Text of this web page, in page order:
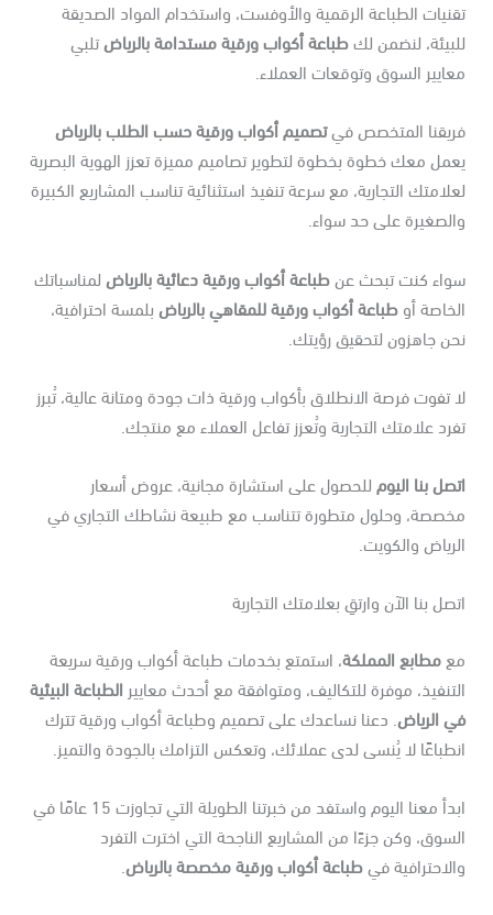
الطباعة الرقمية والأوفست، واستخدام المواد الصديقة
لنضمن لكطباعة أكواب ورقية مستدامة بالرياضتلبي
السوق وتوقعات العملاء.
المتخصص فيتصميم أكواب ورقية حسب الطلب بالرياض
معك خطوة بخطوة لتطوير تصاميم مميزة تعزز الهوية البصرية
التجارية، مع سرعة تنفيذ استثنائية تناسب المشاريع الكبيرة
على حد سواء.
كنت تبحث عنطباعة أكواب ورقية دعائية بالرياضلمناسباتك
أوطباعة أكواب ورقية للمقاهي بالرياضبلمسة احترافية،
جاهزون لتحقيق رؤيتك.
تفوت فرصة الانطلاق بأكواب ورقية ذات جودة ومتانة عالية، تُبرز
علامتك التجارية وتُعزز تفاعل العملاء مع منتجك.
بنا اليوم للحصول على استشارة مجانية، عروض أسعار
وحلول متطورة تتناسب مع طبيعة نشاطك التجاري في
والكويت.
بنا الآن وارتقِ بعلامتك التجارية
مطابع المملكة، استمتع بخدمات طباعة أكواب ورقية سريعة
موفرة للتكاليف، ومتوافقة مع أحدث معاييرالطباعة البيئية
الرياض. دعنا نساعدك على تصميم وطباعة أكواب ورقية تترك
لا يُنسى لدى عملائك، وتعكس التزامك بالجودة والتميز.
ابدأ معنا اليوم واستفد من خبرتنا الطويلة التي تجاوزت 15 عامًا في
وكن جزءًا من المشاريع الناجحة التي اخترت التفرد
فيطباعة أكواب ورقية مخصصة بالرياض.